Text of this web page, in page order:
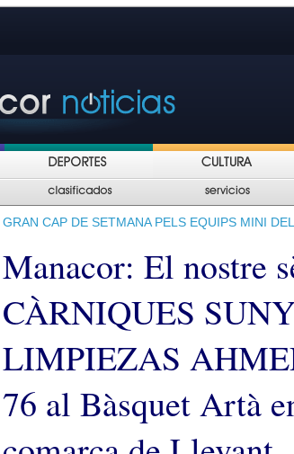
GRAN CAP DE SETMANA PELS EQUIPS MINI
Manacor: El nostre
CÀRNIQUES
LIMPIEZAS
76 al Bàsquet Artà